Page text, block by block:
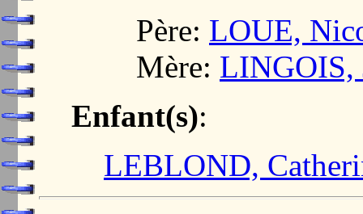
Père: LOUE,
Mère: LINGOIS,
Enfant(s):
LEBLOND,